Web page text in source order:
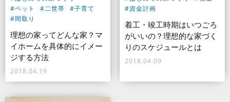
#ペット
#二世帯
#子育て
#間取り
理想の家ってどんな家？マ
イホームを具体的にイメー
ジする方法
2018.04.19
#資金計画
着工・竣工時期はいつごろ
がいいの？理想的な家づく
りのスケジュールとは
2018.04.09